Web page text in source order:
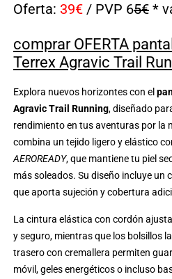
Oferta: 39€/ PVP 65€*
comprar OFERTA
Terrex Agravic Trail
Explora nuevos horizontes con el
Agravic Trail Running, diseñado
rendimiento en tus aventuras por la
combina un tejido ligero y elástico
AEROREADY, que mantiene tu piel
más soleados. Su diseño incluye un
que aporta sujeción y cobertura
La cintura elástica con cordón
y seguro, mientras que los bolsillos
trasero con cremallera permiten
móvil, geles energéticos o incluso